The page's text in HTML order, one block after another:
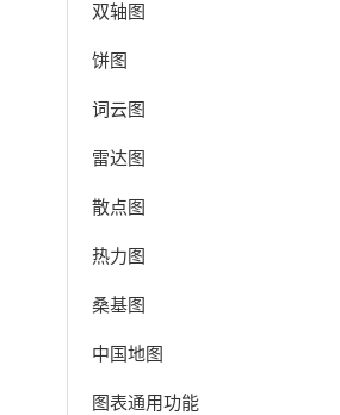
双轴图
饼图
词云图
雷达图
散点图
热力图
桑基图
中国地图
图表通用功能